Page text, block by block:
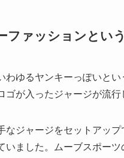
ファッションとい
わゆるヤンキーっぽいと
ゴが入ったジャージが流行
なジャージをセットアッ
いました。ムーブスポー